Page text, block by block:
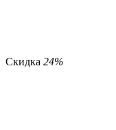
Скидка 24%